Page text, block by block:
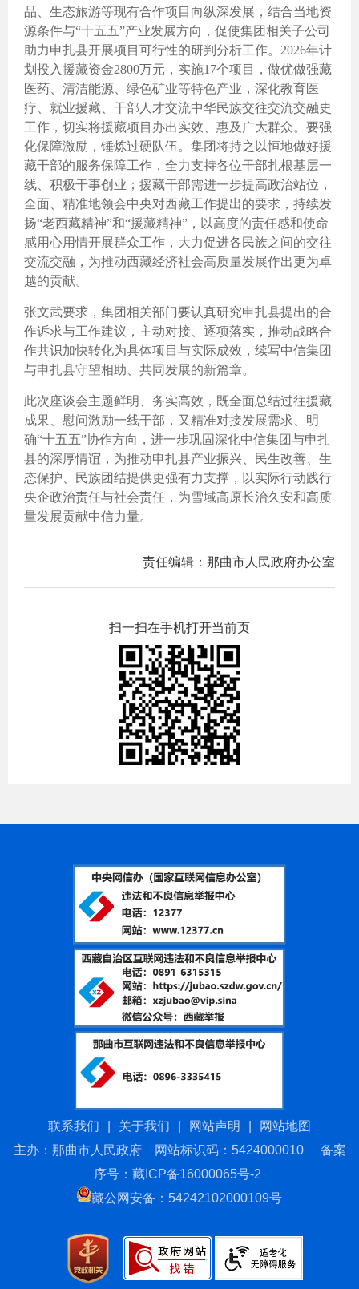
品、生态旅游等现有合作项目向纵深发展，结合当地资
源条件与“十五五”产业发展方向，促使集团相关子公司
助力申扎县开展项目可行性的研判分析工作。2026年计
划投入援藏资金2800万元，实施17个项目，做优做强藏
医药、清洁能源、绿色矿业等特色产业，深化教育医
疗、就业援藏、干部人才交流中华民族交往交流交融史
工作，切实将援藏项目办出实效、惠及广大群众。要强
化保障激励，锤炼过硬队伍。集团将持之以恒地做好援
藏干部的服务保障工作，全力支持各位干部扎根基层一
线、积极干事创业；援藏干部需进一步提高政治站位，
全面、精准地领会中央对西藏工作提出的要求，持续发
扬“老西藏精神”和“援藏精神”，以高度的责任感和使命
感用心用情开展群众工作，大力促进各民族之间的交往
交流交融，为推动西藏经济社会高质量发展作出更为卓
越的贡献。
张文武要求，集团相关部门要认真研究申扎县提出的合
作诉求与工作建议，主动对接、逐项落实，推动战略合
作共识加快转化为具体项目与实际成效，续写中信集团
与申扎县守望相助、共同发展的新篇章。
此次座谈会主题鲜明、务实高效，既全面总结过往援藏
成果、慰问激励一线干部，又精准对接发展需求、明
确“十五五”协作方向，进一步巩固深化中信集团与申扎
县的深厚情谊，为推动申扎县产业振兴、民生改善、生
态保护、民族团结提供更强有力支撑，以实际行动践行
央企政治责任与社会责任，为雪域高原长治久安和高质
量发展贡献中信力量。
责任编辑：那曲市人民政府办公室
扫一扫在手机打开当前页
联系我们 关于我们 网站声明
网站地图
主办：那曲市人民政府 网站标识码：5424000010
备案
序号：藏ICP备16000065号-2
藏公网安备：54242102000109号